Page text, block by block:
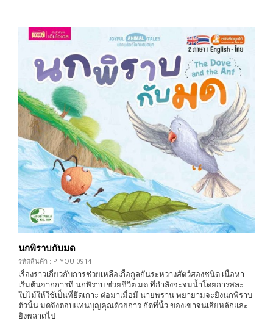
นกพิราบกับมด
รหัสสินค้า : P-YOU-0914
เรื่องราวเกี่ยวกับการช่วยเหลือเกื้อกูลกันระหว่างสัตว์สองชนิด เนื้อหา
เริ่มต้นจากการที่ นกพิราบ ช่วยชีวิต มด ที่กำลังจะจมน้ำโดยการสละ
ใบไม้ให้ใช้เป็นที่ยึดเกาะ ต่อมาเมื่อมี นายพราน พยายามจะยิงนกพิราบ
ตัวนั้น มดจึงตอบแทนบุญคุณด้วยการ กัดที่นิ้ว ของเขาจนเสียหลักและ
ยิงพลาดไป